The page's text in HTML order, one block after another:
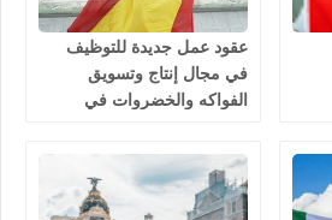
عقود عمل جديدة للتوظيف
في مجال إنتاج وتسويق
الفواكه والخضروات في